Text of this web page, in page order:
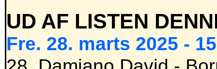
UD AF LISTEN
Fre. 28. marts 2025 -